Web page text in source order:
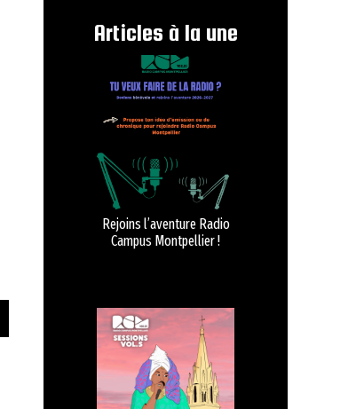
Articles à la une
Rejoins l’aventure Radio
Campus Montpellier !